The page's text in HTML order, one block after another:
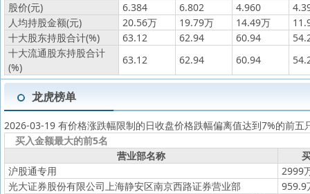
股价(元)
6.384 6.802 4.960
人均持股金额(元)
20.56万 19.79万 14.49万
十大股东持股合计(%)
63.12 62.94 60.94
十大流通股东持股合计
(%)
63.12 62.94 60.94
龙虎榜单
2026-03-19 有价格涨跌幅限制的日收盘价格跌幅偏离值达到7%的前五
买入金额最大的前5名
营业部名称
沪股通专用
2999
光大证券股份有限公司上海静安区南京西路证券营业部
959.9